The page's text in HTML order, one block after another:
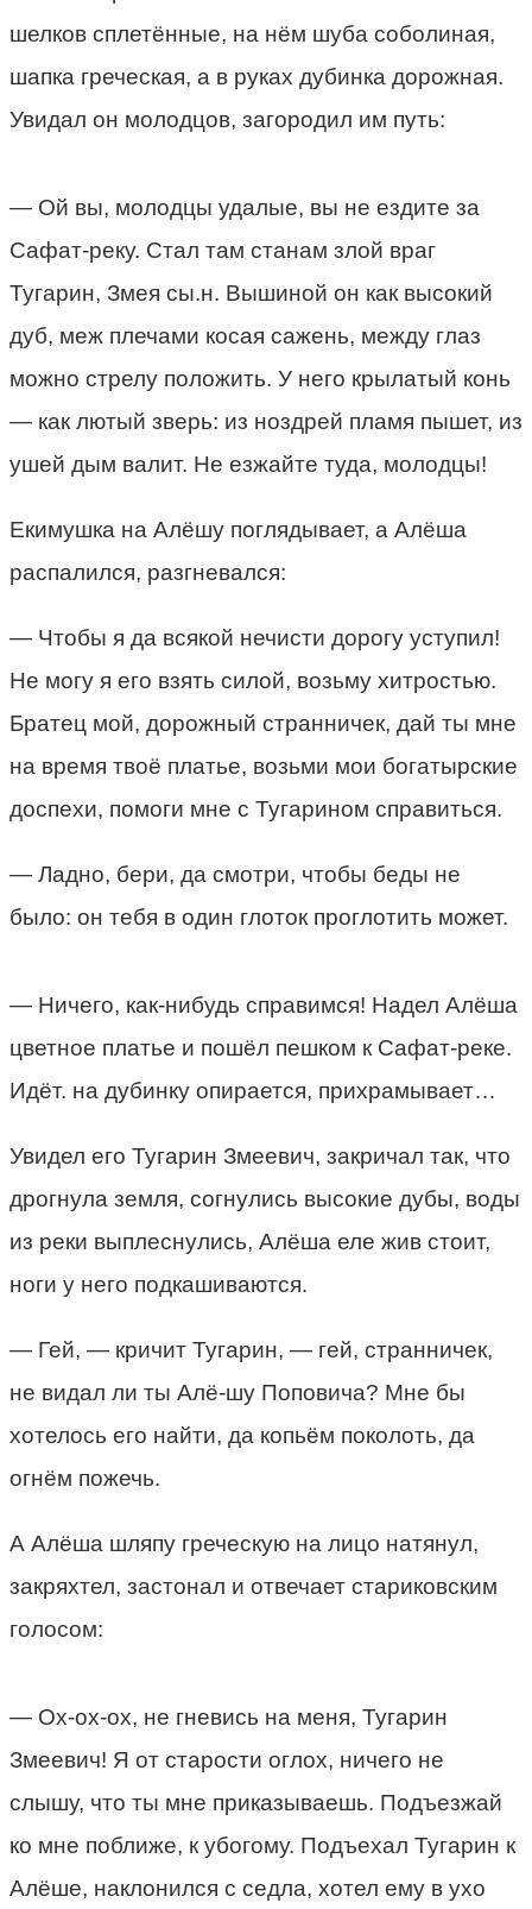
шелков сплетённые, на нём шуба соболиная,
шапка греческая, а в руках дубинка дорожная.
Увидал он молодцов, загородил им путь:
— Ой вы, молодцы удалые, вы не ездите за
Сафат-реку. Стал там станам злой враг
Тугарин, Змея сы.н. Вышиной он как высокий
дуб, меж плечами косая сажень, между глаз
можно стрелу положить. У него крылатый конь
— как лютый зверь: из ноздрей пламя пышет, из
ушей дым валит. Не езжайте туда, молодцы!
Екимушка на Алёшу поглядывает, а Алёша
распалился, разгневался:
— Чтобы я да всякой нечисти дорогу уступил!
Не могу я его взять силой, возьму хитростью.
Братец мой, дорожный странничек, дай ты мне
на время твоё платье, возьми мои богатырские
доспехи, помоги мне с Тугарином справиться.
— Ладно, бери, да смотри, чтобы беды не
было: он тебя в один глоток проглотить может.
— Ничего, как-нибудь справимся! Надел Алёша
цветное платье и пошёл пешком к Сафат-реке.
Идёт. на дубинку опирается, прихрамывает…
Увидел его Тугарин Змеевич, закричал так, что
дрогнула земля, согнулись высокие дубы, воды
из реки выплеснулись, Алёша еле жив стоит,
ноги у него подкашиваются.
— Гей, — кричит Тугарин, — гей, странничек,
не видал ли ты Алё-шу Поповича? Мне бы
хотелось его найти, да копьём поколоть, да
огнём пожечь.
А Алёша шляпу греческую на лицо натянул,
закряхтел, застонал и отвечает стариковским
голосом:
— Ох-ох-ох, не гневись на меня, Тугарин
Змеевич! Я от старости оглох, ничего не
слышу, что ты мне приказываешь. Подъезжай
ко мне поближе, к убогому. Подъехал Тугарин к
Алёше, наклонился с седла, хотел ему в ухо